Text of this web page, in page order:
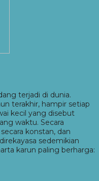
terjadi di dunia.
terakhir, hampir setiap
kecil yang disebut
waktu. Secara
konstan, dan
sedemikian
karun paling berharga: